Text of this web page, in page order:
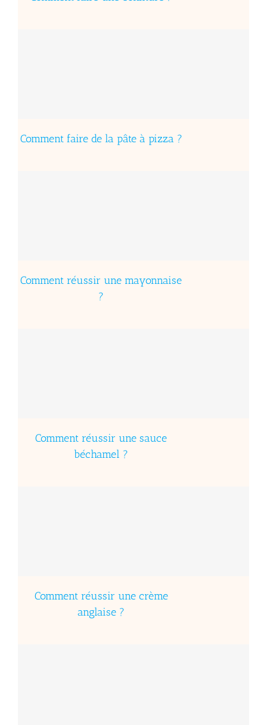
Comment faire de la pâte à pizza ?
Comment réussir une mayonnaise
?
Comment réussir une sauce
béchamel ?
Comment réussir une crème
anglaise ?